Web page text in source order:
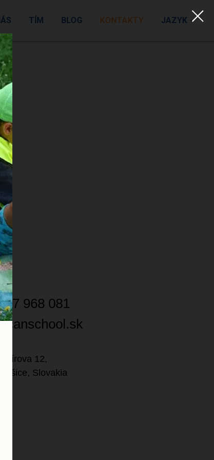
TÍM BLOG KONTAKTY JAZYK
968 081
12,
Košice, Slovakia